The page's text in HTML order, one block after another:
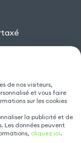
de nos visiteurs,
et vous faire
sur les cookies
la publicité et de
Les données peuvent
cliquez ici.